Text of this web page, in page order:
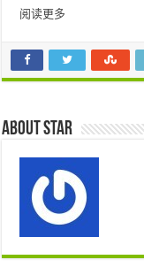
阅读更多
About star